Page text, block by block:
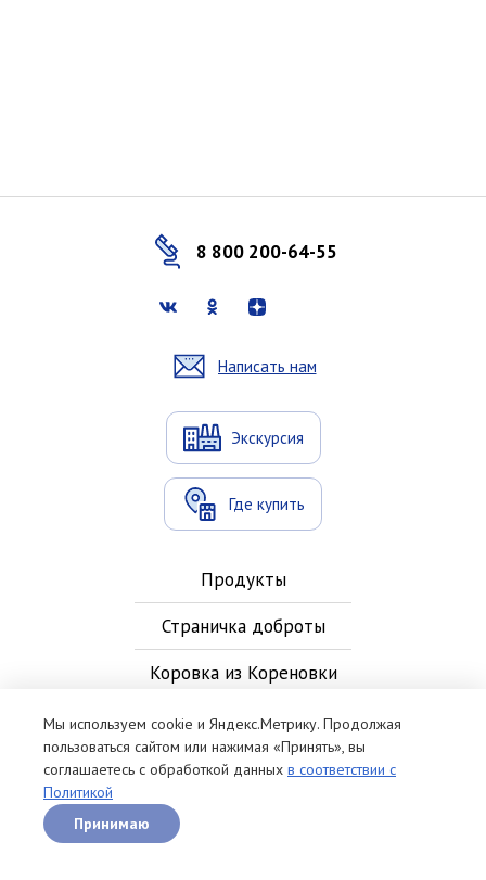
8 800 200-64-55
Написать нам
Экскурсия
Где купить
Продукты
Страничка доброты
Коровка из Кореновки
Новости
Контакты
Мы используем cookie и Яндекс.Метрику. Продолжая
пользоваться сайтом или нажимая «Принять», вы
соглашаетесь с обработкой данных в соответствии с
Политикой
Принимаю